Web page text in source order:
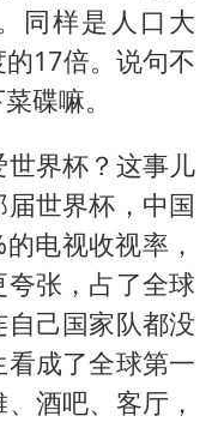
同样是人口大
17倍。说句不
碟嘛。
界杯？这事儿
世界杯，中国
电视收视率，
张，占了全球
己国家队都没
成了全球第一
酒吧、客厅，